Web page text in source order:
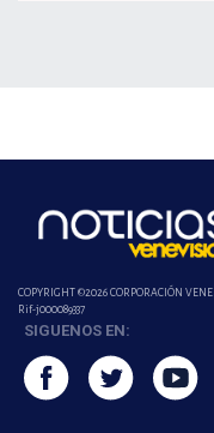
COPYRIGHT ©2026 CORPORACIÓN
Rif-j000089337
SIGUENOS EN: